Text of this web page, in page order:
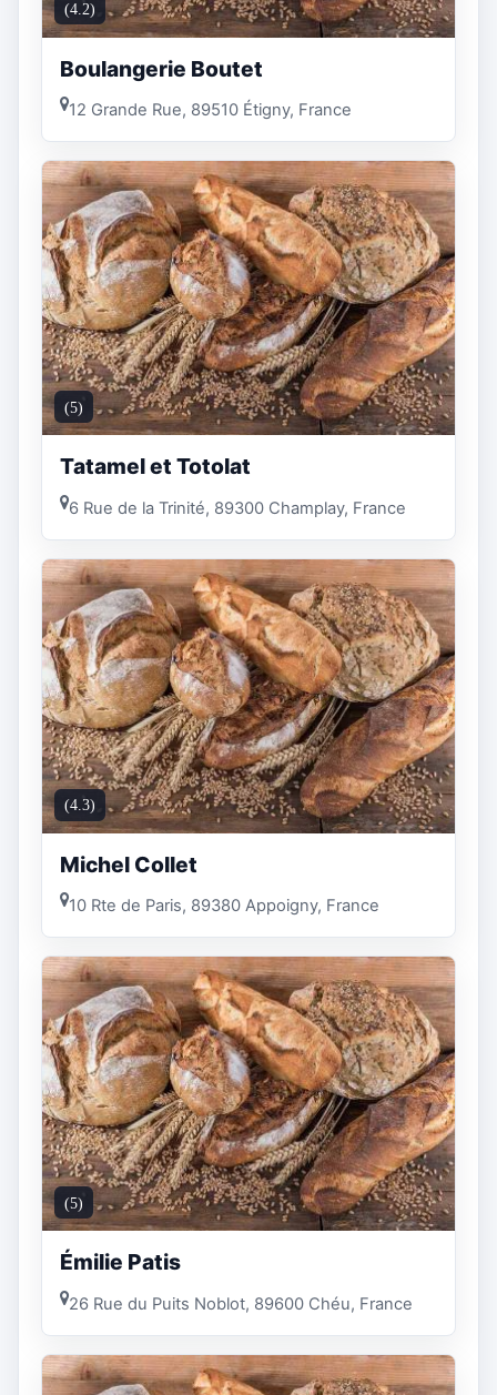
(4.2)
Boulangerie Boutet
12 Grande Rue, 89510 Étigny, France
(5)
Tatamel et Totolat
6 Rue de la Trinité, 89300 Champlay, France
(4.3)
Michel Collet
10 Rte de Paris, 89380 Appoigny, France
(5)
Émilie Patis
26 Rue du Puits Noblot, 89600 Chéu, France